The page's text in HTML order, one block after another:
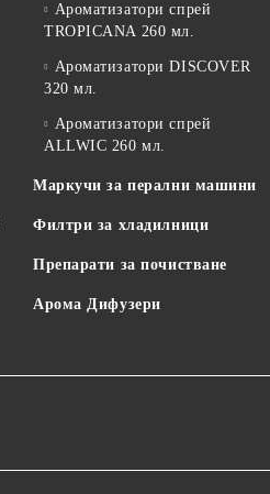
Ароматизатори спрей
TROPICANA 260 мл.
Ароматизатори DISCOVER
320 мл.
Ароматизатори спрей
ALLWIC 260 мл.
Маркучи за перални машини
Филтри за хладилници
Препарати за почистване
Арома Дифузери